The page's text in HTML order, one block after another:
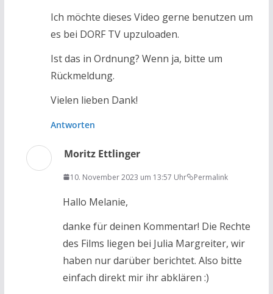
Ich möchte dieses Video gerne benutzen um
es bei DORF TV upzuloaden.
Ist das in Ordnung? Wenn ja, bitte um
Rückmeldung.
Vielen lieben Dank!
Antworten
Moritz Ettlinger
10. November 2023 um 13:57 Uhr Permalink
Hallo Melanie,
danke für deinen Kommentar! Die Rechte
des Films liegen bei Julia Margreiter, wir
haben nur darüber berichtet. Also bitte
einfach direkt mir ihr abklären :)